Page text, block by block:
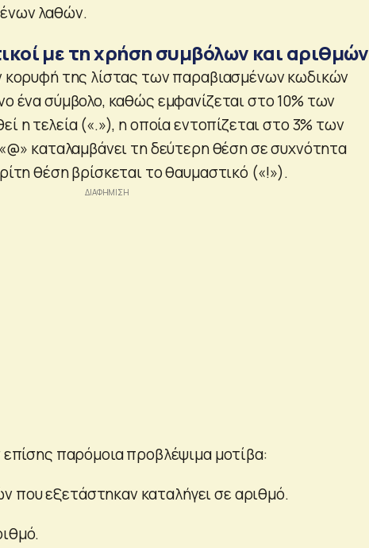
λαθών.
με τη χρήση συμβόλων και αριθμών
κορυφή της λίστας των παραβιασμένων κωδικών
ένα σύμβολο, καθώς εμφανίζεται στο 10% των
η τελεία («.»), η οποία εντοπίζεται στο 3% των
καταλαμβάνει τη δεύτερη θέση σε συχνότητα
θέση βρίσκεται το θαυμαστικό («!»).
παρόμοια προβλέψιμα μοτίβα:
που εξετάστηκαν καταλήγει σε αριθμό.